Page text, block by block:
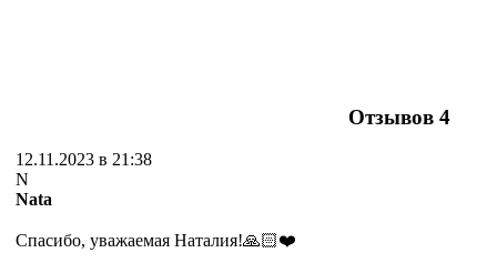
Отзывов 4
12.11.2023 в 21:38
N
Nata
Спасибо, уважаемая Наталия!🙏🏻❤️